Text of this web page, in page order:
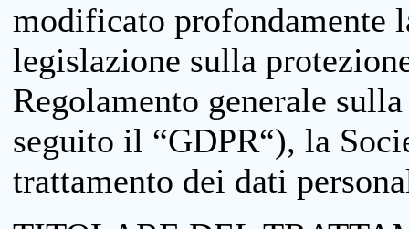
modificato profondamente
legislazione sulla
Regolamento generale
seguito il “GDPR“), la
trattamento dei dati